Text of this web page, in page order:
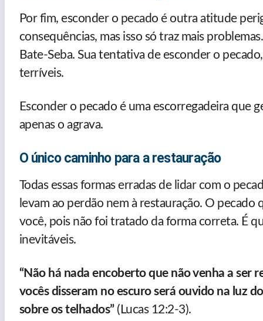
Por fim, esconder o pecado é outra atitude
consequências, mas isso só traz mais
Bate-Seba. Sua tentativa de esconder o
terríveis.
Esconder o pecado é uma escorregadeira que
apenas o agrava.
O único caminho para a restauração
Todas essas formas erradas de lidar com o
levam ao perdão nem à restauração. O
você, pois não foi tratado da forma correta. É
inevitáveis.
“Não há nada encoberto que não venha a ser
vocês disseram no escuro será ouvido na luz
sobre os telhados”(Lucas 12:2-3).